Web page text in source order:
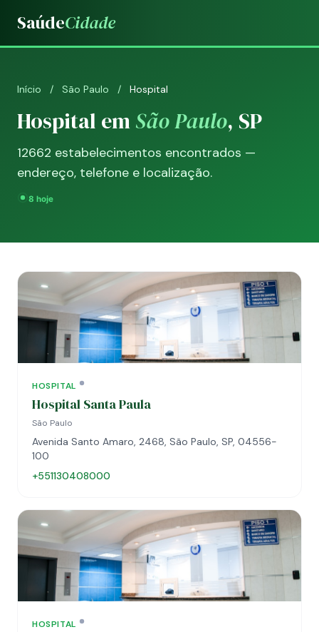
SaúdeCidade
Início / São Paulo / Hospital
Hospital emSão Paulo, SP
12662 estabelecimentos encontrados —
endereço, telefone e localização.
HOSPITAL
Hospital Santa Paula
São Paulo
Avenida Santo Amaro, 2468, São Paulo, SP, 04556-
100
+551130408000
HOSPITAL